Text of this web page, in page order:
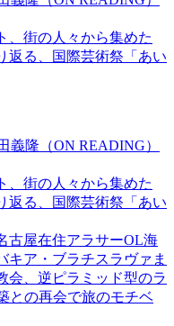
、街の人々から集めた
返る、国際芸術祭「あい
義隆（ON READING）
、街の人々から集めた
返る、国際芸術祭「あい
古屋在住アラサーOL海
キア・ブラチスラヴァま
会、逆ピラミッド型のラ
との再会で旅のモチベ